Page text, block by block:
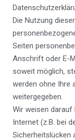
Die Nutzung
Seiten
Anschrift oder E-
soweit möglich,
werden ohne Ihre
weitergegeben.
Wir weisen darauf
Internet (z.B. bei
Sicherheitslücken